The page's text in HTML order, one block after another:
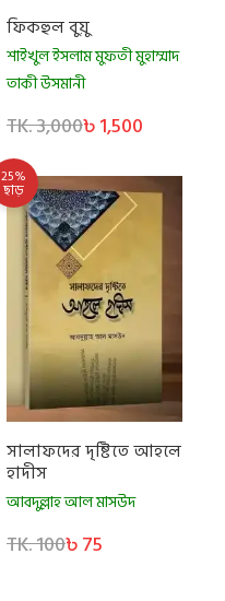
ফিকহুল বুয়ু
শাইখুল ইসলাম মুফতী মুহাম্মাদ
তাকী উসমানী
TK. 3,000৳ 1,500
25%
ছাড়
সালাফদের দৃষ্টিতে আহলে
হাদীস
আবদুল্লাহ আল মাসউদ
TK. 100৳ 75